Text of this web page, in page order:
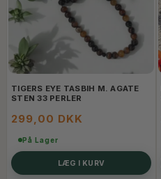
TIGERS EYE TASBIH M. AGATE
STEN 33 PERLER
299,00 DKK
På Lager
LÆG I KURV